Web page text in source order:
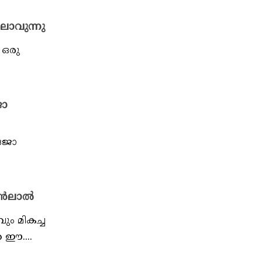
ഒരു
മികച്ച
ഈ....